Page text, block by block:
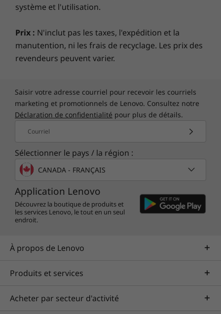
système et l'utilisation.
Prix : N'inclut pas les taxes, l'expédition et la
manutention, ni les frais de recyclage. Les prix des
revendeurs peuvent varier.
Saisir votre adresse courriel pour recevoir les courriels
marketing et promotionnels de Lenovo. Consultez notre
Déclaration de confidentialité pour plus de détails.
Courriel
Sélectionner le pays / la région :
CANADA - FRANÇAIS
Application Lenovo
Découvrez la boutique de produits et
les services Lenovo, le tout en un seul
endroit.
À propos de Lenovo
Produits et services
Acheter par secteur d'activité